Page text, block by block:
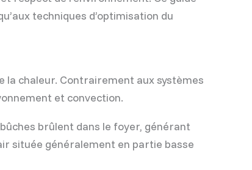
techniques d’optimisation du
la chaleur. Contrairement aux systèmes
et convection.
brûlent dans le foyer, générant
située généralement en partie basse